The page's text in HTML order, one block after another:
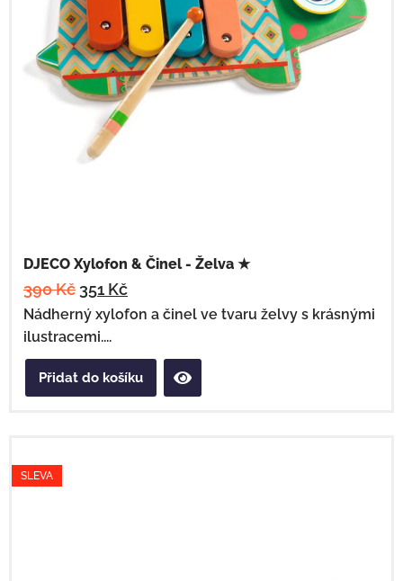
DJECO Xylofon & Činel - Želva ★
390Kč 351 Kč
Nádherný xylofon a činel ve tvaru želvy s krásnými
ilustracemi....
Přidat do košíku
SLEVA